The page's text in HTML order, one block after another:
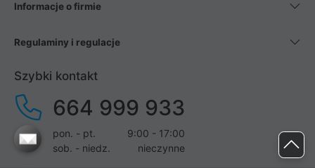
Informacje o firmie
Regulaminy i regulacje
Szybki kontakt
664 999 933
pon. - pt.
9:00 - 17:00
sob. - niedz.
nieczynne